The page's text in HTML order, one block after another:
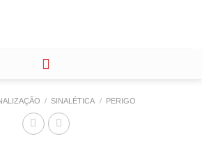
/ SINALÉTICA / PERIGO